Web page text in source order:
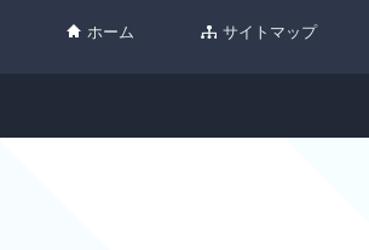
ホーム サイトマップ